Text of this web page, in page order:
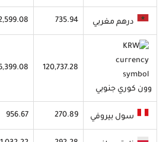
درهم مغربي 735.94
وون كوري جنوبي
120,737.28
سول بيروفي 270.89
956.67